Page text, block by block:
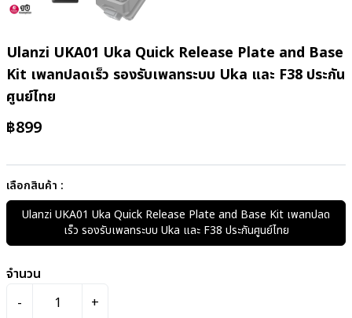
Ulanzi UKA01 Uka Quick Release Plate and Base
Kit เพลทปลดเร็ว รองรับเพลทระบบ Uka และ F38 ประกัน
ศูนย์ไทย
฿899
เลือกสินค้า :
Ulanzi UKA01 Uka Quick Release Plate and Base Kit เพลทปลด
เร็ว รองรับเพลทระบบ Uka และ F38 ประกันศูนย์ไทย
จำนวน
-
1
+